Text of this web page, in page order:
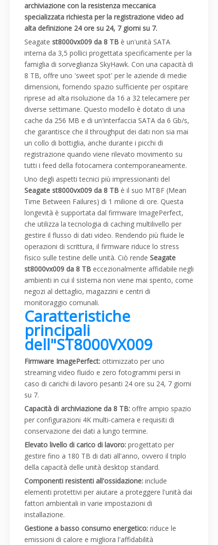
archiviazione con la resistenza meccanica
specializzata richiesta per la registrazione video ad
alta definizione 24 ore su 24, 7 giorni su 7.
Seagate st8000vx009 da 8 TB è un'unità SATA
interna da 3,5 pollici progettata specificamente per la
famiglia di sorveglianza SkyHawk. Con una capacità di
8 TB, offre uno 'sweet spot' per le aziende di medie
dimensioni, fornendo spazio sufficiente per ospitare
riprese ad alta risoluzione da 16 a 32 telecamere per
diverse settimane. Questo modello è dotato di una
cache da 256 MB e di un'interfaccia SATA da 6 Gb/s,
che garantisce che il throughput dei dati non sia mai
un collo di bottiglia, anche durante i picchi di
registrazione quando viene rilevato movimento su
tutti i feed della fotocamera contemporaneamente.
Uno degli aspetti tecnici più impressionanti del
Seagate st8000vx009 da 8 TB è il suo MTBF (Mean
Time Between Failures) di 1 milione di ore. Questa
longevità è supportata dal firmware ImagePerfect,
che utilizza la tecnologia di caching multilivello per
gestire il flusso di dati video. Rendendo più fluide le
operazioni di scrittura, il firmware riduce lo stress
fisico sulle testine delle unità. Ciò rende Seagate
st8000vx009 da 8 TB eccezionalmente affidabile negli
ambienti in cui il sistema non viene mai spento, come
negozi al dettaglio, magazzini e centri di
monitoraggio comunali.
Caratteristiche
principali
dell"ST8000VX009
Firmware ImagePerfect: ottimizzato per uno
streaming video fluido e zero fotogrammi persi in
caso di carichi di lavoro pesanti 24 ore su 24, 7 giorni
su 7.
Capacità di archiviazione da 8 TB: offre ampio spazio
per configurazioni 4K multi-camera e requisiti di
conservazione dei dati a lungo termine.
Elevato livello di carico di lavoro: progettato per
gestire fino a 180 TB di dati all'anno, ovvero il triplo
della capacità delle unità desktop standard.
Componenti resistenti all'ossidazione: include
elementi protettivi per aiutare a proteggere l'unità dai
fattori ambientali in varie impostazioni di
installazione.
Gestione a basso consumo energetico: riduce le
emissioni di calore e migliora l'affidabilità